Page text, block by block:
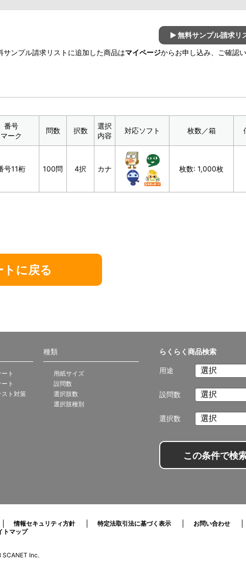
無料サンプル請求リ
サンプル請求リストに追加した商品はマイページからお申し込み、ご確認い
番号
マーク
問数 択数
選択
内容
対応ソフト 枚数／箱
号11桁 100問 4択 カナ 枚数: 1,000枚
に戻る
らくらく商品検索
用途
設問数
選択数
この条件で検
ト
ト
スト対策
種類
用紙サイズ
設問数
選択肢数
選択肢種別
情報セキュリティ方針 特定法取引法に基づく表示 お問い合わせ
トマップ
SCANET Inc.